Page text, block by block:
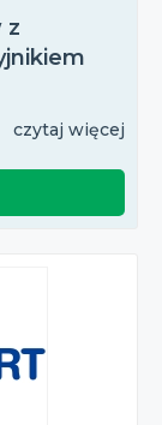
z
czytaj więcej